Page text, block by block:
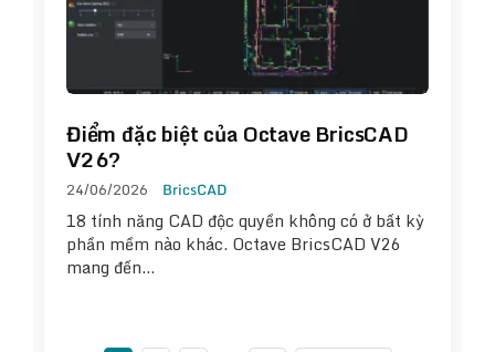
Điểm đặc biệt của Octave BricsCAD
V26?
24/06/2026 BricsCAD
18 tính năng CAD độc quyền không có ở bất kỳ
phần mềm nào khác. Octave BricsCAD V26
mang đến…